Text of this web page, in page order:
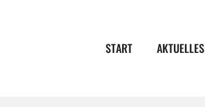
START AKTUELLES